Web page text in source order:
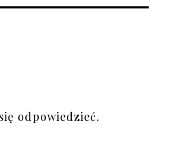
odpowiedzieć.